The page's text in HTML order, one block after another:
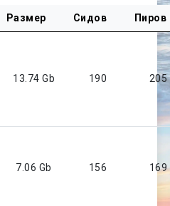
Размер Сидов Пиров
13.74 Gb 190 205
7.06 Gb 156 169